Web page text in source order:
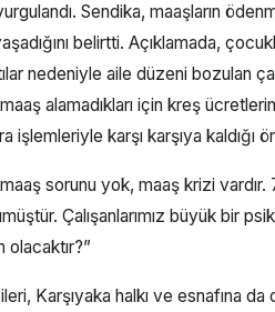
Sendika, maaşların
belirtti. Açıklamada,
nedeniyle aile düzeni bozulan
alamadıkları için kreş
karşı karşıya kaldığı
sorunu yok, maaş krizi vardır.
Çalışanlarımız büyük bir
olacaktır?”
Karşıyaka halkı ve esnafına da